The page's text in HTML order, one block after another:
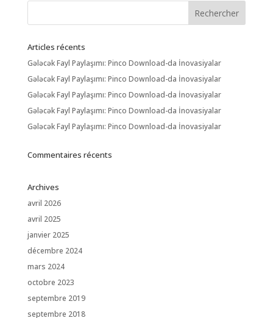
Articles récents
Gələcək Fayl Paylaşımı: Pinco Download-da İnovasiyalar
Gələcək Fayl Paylaşımı: Pinco Download-da İnovasiyalar
Gələcək Fayl Paylaşımı: Pinco Download-da İnovasiyalar
Gələcək Fayl Paylaşımı: Pinco Download-da İnovasiyalar
Gələcək Fayl Paylaşımı: Pinco Download-da İnovasiyalar
Commentaires récents
Archives
avril 2026
avril 2025
janvier 2025
décembre 2024
mars 2024
octobre 2023
septembre 2019
septembre 2018